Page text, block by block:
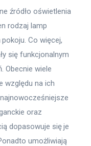
źródło oświetlenia
rodzaj lamp
Co więcej,
się funkcjonalnym
Obecnie wiele
względu na ich
oraz
dopasowuje się je
umożliwiają